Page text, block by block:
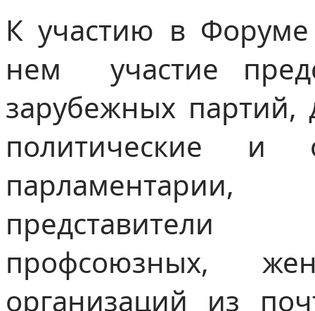
К участию в
нем участие
зарубежных
политические и
представители
профсоюзных,
организаций из